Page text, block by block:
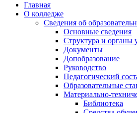
Главная
О колледже
Сведения об
Основные сведения
Структура и органы
Документы
Допобразование
Руководство
Педагогический
Образовательные
Материально-
Библиотека